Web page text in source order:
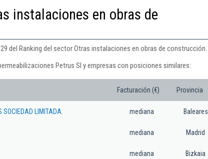
instalaciones en obras de
del Ranking del sector Otras instalaciones en obras de construcción.
Petrus Sl y empresas con posiciones similares:
Facturación (€) Provincia
SOCIEDAD LIMITADA. mediana Baleares
mediana Madrid
mediana Bizkaia